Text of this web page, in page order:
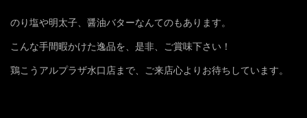
のり塩や明太子、醤油バターなんてのもあります。
こんな手間暇かけた逸品を、是非、ご賞味下さい！
鶏こうアルプラザ水口店まで、ご来店心よりお待ちしています。